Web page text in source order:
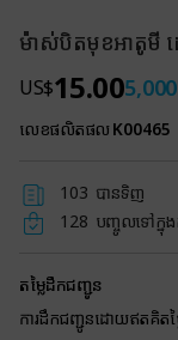
ម៉ាស់បិតមុខអាតូមី
US$15.005,000
លេខផលិតផលK00465
103 បានទិញ
128 បញ្ចូលទៅក្នុង
តម្លៃដឹកជញ្ជូន
ការដឹកជញ្ជូនដោយឥតគិតថ្